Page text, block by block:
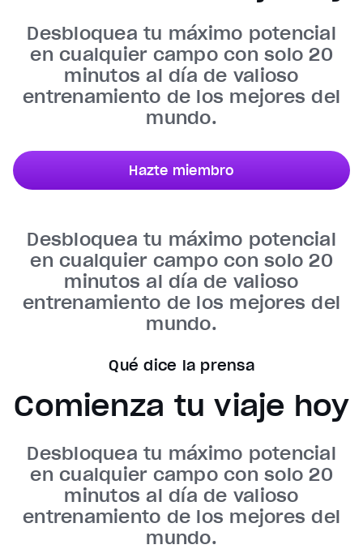
Current Time0:35
Duration0:47
Loaded:100.00%
Remaining Time0:12
1x
Chapters
Descriptions
descriptions off, selected
Audio Track
This is a modal window.
Beginning of dialog window. Escape will cancel and
Text
Transparency
Desbloquea tu máximo potencial
en cualquier campo con solo 20
minutos al día de valioso
entrenamiento de los mejores del
mundo.
Hazte miembro
Desbloquea tu máximo potencial
en cualquier campo con solo 20
minutos al día de valioso
entrenamiento de los mejores del
mundo.
Qué dice la prensa
Comienza tu viaje hoy
Desbloquea tu máximo potencial
en cualquier campo con solo 20
minutos al día de valioso
entrenamiento de los mejores del
mundo.